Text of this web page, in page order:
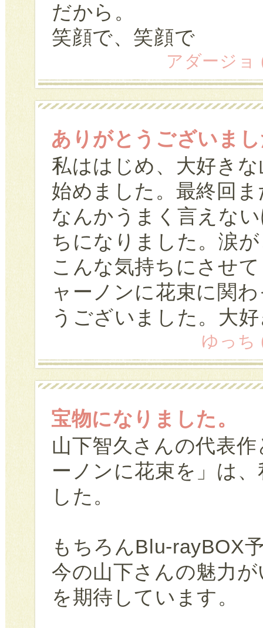
だから。
笑顔で、笑顔で
アダージ
ありがとうございま
私ははじめ、大好き
始めました。最終回
なんかうまく言えな
ちになりました。涙
こんな気持ちにさせ
ャーノンに花束に関
うございました。大
ゆっち
宝物になりました。
山下智久さんの代表
ーノンに花束を」は
した。
もちろんBlu-rayBOX
今の山下さんの魅力
を期待しています。